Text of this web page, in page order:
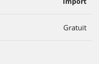
Gratuït